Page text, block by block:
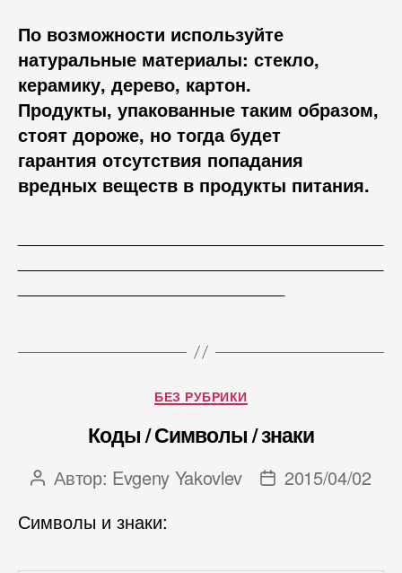
По возможности используйте
натуральные материалы: стекло,
керамику, дерево, картон.
Продукты, упакованные таким образом,
стоят дороже, но тогда будет
гарантия отсутствия попадания
вредных веществ в продукты питания.
Рубрики
БЕЗ РУБРИКИ
Коды / Символы / знаки
Автор
Автор: Evgeny Yakovlev
Дата
2015/04/02
Символы и знаки: